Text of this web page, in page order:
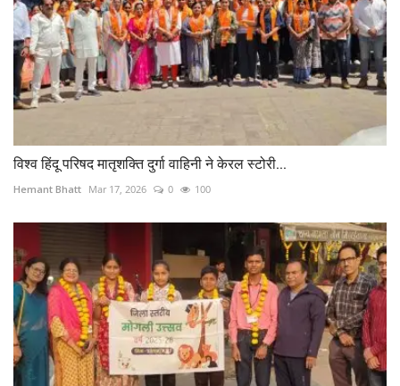
विश्व हिंदू परिषद मातृशक्ति दुर्गा वाहिनी ने केरल स्टोरी...
Hemant Bhatt Mar 17, 2026 0 100